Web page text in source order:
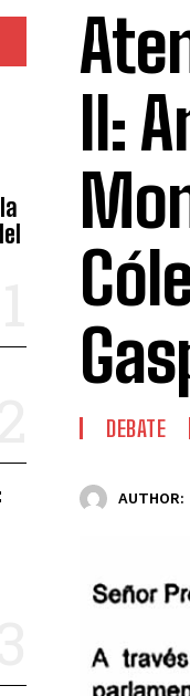
II:
DEBATE
AUTHOR: